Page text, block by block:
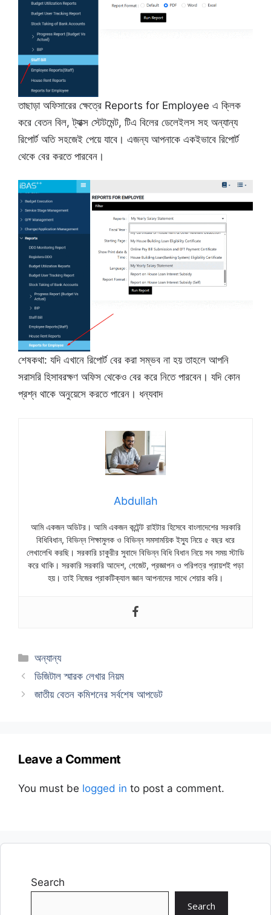
তাছাড়া অফিসারের ক্ষেত্রে Reports for Employee এ ক্লিক
করে বেতন বিল, ট্যাক্স স্টেটমেন্ট, টিএ বিলের ডেলেইলস সহ অন্যান্য
রিপোর্ট অতি সহজেই পেয়ে যাবে। এজন্য আপনাকে একইভাবে রিপোর্ট
থেকে বের করতে পারবেন।
শেষকথা: যদি এখানে রিপোর্ট বের করা সম্ভব না হয় তাহলে আপনি
সরাসরি হিসাবরক্ষণ অফিস থেকেও বের করে নিতে পারবেন। যদি কোন
প্রশ্ন থাকে অনুয়েসে করতে পারেন। ধন্যবাদ
Abdullah
আমি একজন অডিটর। আমি একজন কন্টেন্ট রাইটার হিসেবে বাংলাদেশের সরকারি
বিধিবিধান, বিভিন্ন শিক্ষামুলক ও বিভিন্ন সমসাময়িক ইস্যু নিয়ে ৫ বছর ধরে
লেখালেখি করছি। সরকারি চাকুরীর সুবাদে বিভিন্ন বিধি বিধান নিয়ে সব সময় স্টাডি
করে থাকি। সরকারি সরকারি আদেশ, গেজেট, প্রজ্ঞাপন ও পরিপত্র প্রায়শই পড়া
হয়। তাই নিজের প্রাকটিক্যাল জ্ঞান আপনাদের সাথে শেয়ার করি।
Categories
অন্যান্য
ডিজিটাল স্মারক লেখার নিয়ম
জাতীয় বেতন কমিশনের সর্বশেষ আপডেট
Leave a Comment
You must be logged in to post a comment.
Search
Search